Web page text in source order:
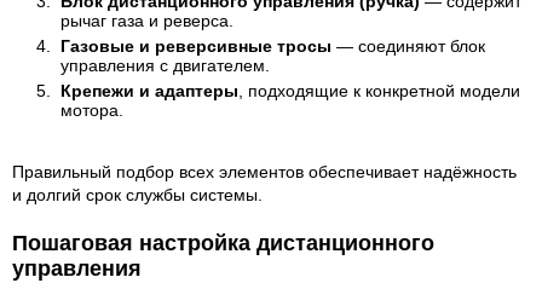
рычаг газа и реверса.
Газовые и реверсивные тросы — соединяют блок
управления с двигателем.
Крепежи и адаптеры, подходящие к конкретной модели
мотора.
Правильный подбор всех элементов обеспечивает надёжность
и долгий срок службы системы.
Пошаговая настройка дистанционного
управления